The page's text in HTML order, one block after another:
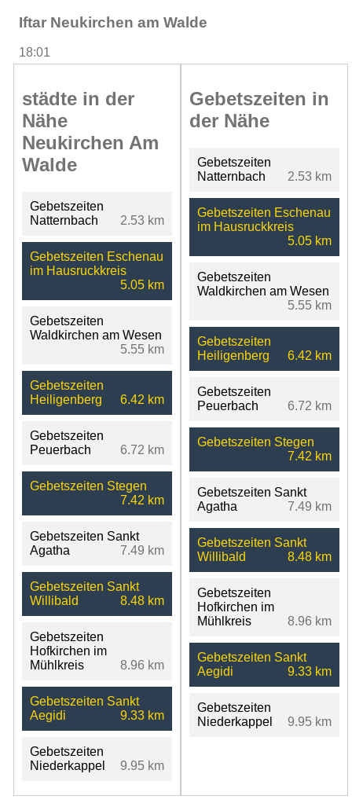
Iftar Neukirchen am Walde
18:01
städte in der
Nähe
Neukirchen Am
Walde
Gebetszeiten
Natternbach
2.53 km
Gebetszeiten Eschenau
im Hausruckkreis
5.05 km
Gebetszeiten
Waldkirchen am Wesen
5.55 km
Gebetszeiten
Heiligenberg
6.42 km
Gebetszeiten
Peuerbach
6.72 km
Gebetszeiten Stegen
7.42 km
Gebetszeiten Sankt
Agatha
7.49 km
Gebetszeiten Sankt
Willibald
8.48 km
Gebetszeiten
Hofkirchen im
Mühlkreis
8.96 km
Gebetszeiten Sankt
Aegidi
9.33 km
Gebetszeiten
Niederkappel
9.95 km
Gebetszeiten in
der Nähe
Gebetszeiten
Natternbach
2.53 km
Gebetszeiten Eschenau
im Hausruckkreis
5.05 km
Gebetszeiten
Waldkirchen am Wesen
5.55 km
Gebetszeiten
Heiligenberg
6.42 km
Gebetszeiten
Peuerbach
6.72 km
Gebetszeiten Stegen
7.42 km
Gebetszeiten Sankt
Agatha
7.49 km
Gebetszeiten Sankt
Willibald
8.48 km
Gebetszeiten
Hofkirchen im
Mühlkreis
8.96 km
Gebetszeiten Sankt
Aegidi
9.33 km
Gebetszeiten
Niederkappel
9.95 km